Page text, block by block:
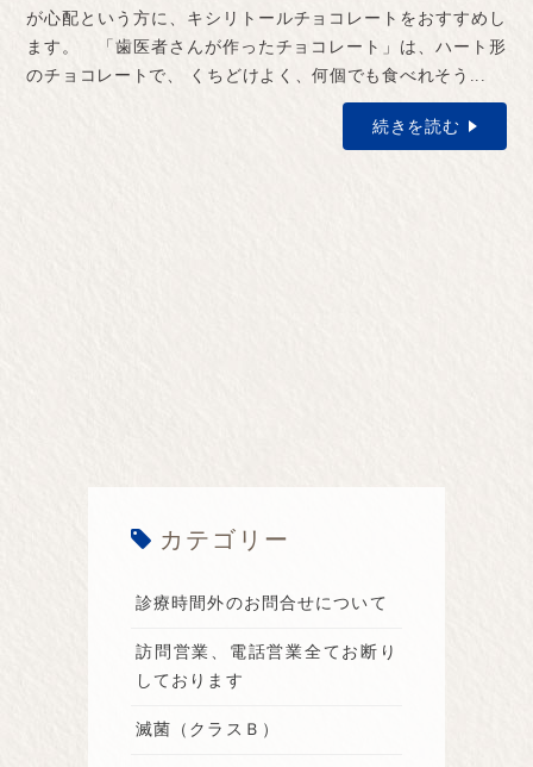
が心配という方に、キシリトールチョコレートをおすすめし
ます。 「歯医者さんが作ったチョコレート」は、ハート形
のチョコレートで、 くちどけよく、何個でも食べれそう...
続きを読む
カテゴリー
診療時間外のお問合せについて
訪問営業、電話営業全てお断り
しております
滅菌（クラスＢ）